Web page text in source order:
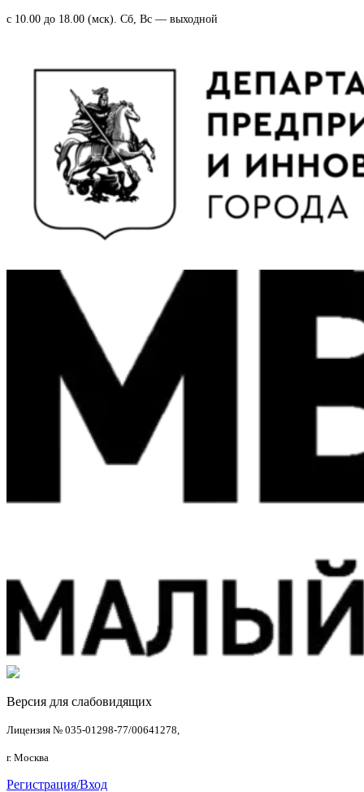
c 10.00 до 18.00 (мск). Сб, Вс — выходной
Версия для слабовидящих
Лицензия № 035-01298-77/00641278,
г. Москва
Регистрация/Вход